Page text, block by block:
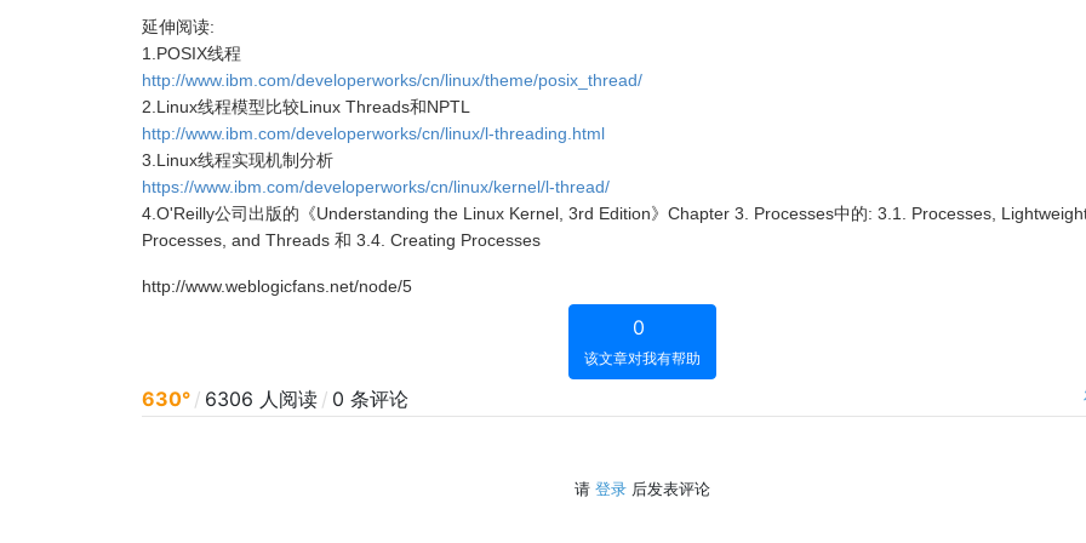
延伸阅读:
1.POSIX线程
http://www.ibm.com/developerworks/cn/linux/theme/posix_thread/
2.Linux线程模型比较Linux Threads和NPTL
http://www.ibm.com/developerworks/cn/linux/l-threading.html
3.Linux线程实现机制分析
https://www.ibm.com/developerworks/cn/linux/kernel/l-thread/
4.O'Reilly公司出版的《Understanding the Linux Kernel, 3rd Edition》Chapter 3. Processes中的: 3.1. Processes,
Processes, and Threads 和 3.4. Creating Processes
http://www.weblogicfans.net/node/5
0
该文章对我有帮助
630° / 6306 人阅读 / 0 条评论
请 登录后发表评论